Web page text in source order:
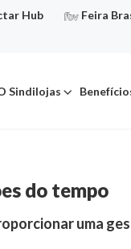
Hub Feira
Sindilojas
do tempo
uma